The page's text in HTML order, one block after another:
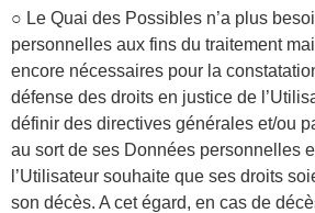
○ Le Quai des Possibles n’a plus
personnelles aux fins du traitement
encore nécessaires pour la
défense des droits en justice de
définir des directives générales et/ou
au sort de ses Données personnelles
l’Utilisateur souhaite que ses droits
son décès. A cet égard, en cas de